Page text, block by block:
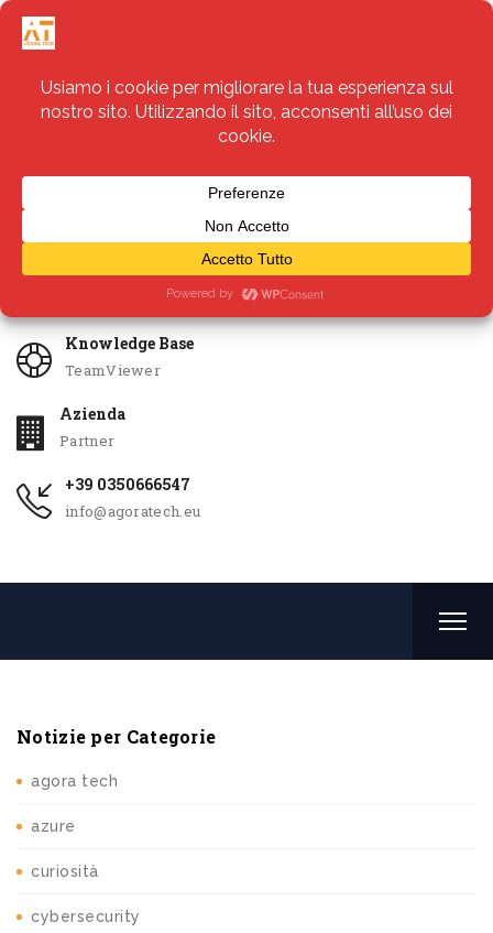
Servizi
Knowledge Base
TeamViewer
Azienda
Partner
+39 0350666547
info@agoratech.eu
Notizie per Categorie
agora tech
azure
curiosità
cybersecurity